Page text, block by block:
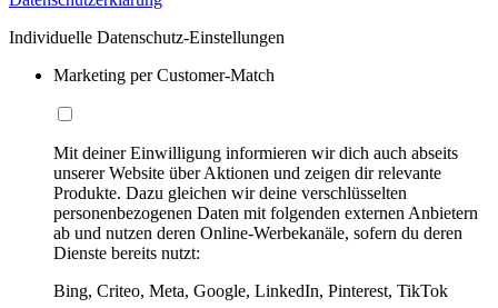
Individuelle Datenschutz-Einstellungen
Marketing per Customer-Match
Mit deiner Einwilligung informieren wir dich auch abseits
unserer Website über Aktionen und zeigen dir relevante
Produkte. Dazu gleichen wir deine verschlüsselten
personenbezogenen Daten mit folgenden externen Anbietern
ab und nutzen deren Online-Werbekanäle, sofern du deren
Dienste bereits nutzt:
Bing, Criteo, Meta, Google, LinkedIn, Pinterest, TikTok